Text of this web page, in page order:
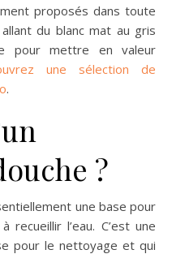
proposés dans toute
du blanc mat au gris
pour mettre en valeur
une sélection de
.
?
une base pour
l’eau. C’est une
pour le nettoyage et qui